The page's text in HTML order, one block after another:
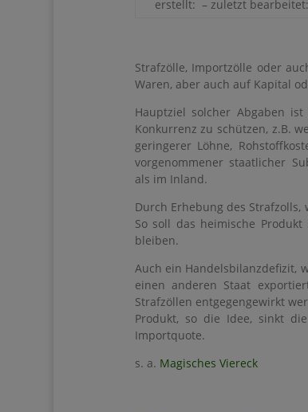
erstellt: – zuletzt
Strafzölle, Importzölle oder
Waren, aber auch auf Kapital
Hauptziel solcher Abgaben
Konkurrenz zu schützen, z.B.
geringerer Löhne,
vorgenommener staatlicher
als im Inland.
Durch Erhebung des Strafzolls,
So soll das heimische
bleiben.
Auch ein Handelsbilanzdefizit,
einen anderen Staat
Strafzöllen entgegengewirkt
Produkt, so die Idee, sinkt
Importquote.
s. a. Magisches Viereck